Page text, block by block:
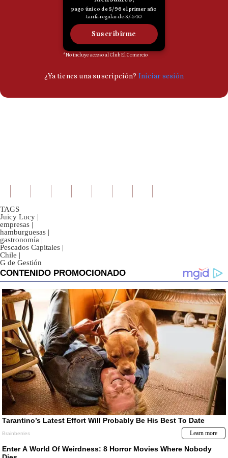
TAGS
Juicy Lucy |
empresas |
hamburguesas |
gastronomía |
Pescados Capitales |
Chile |
G de Gestión